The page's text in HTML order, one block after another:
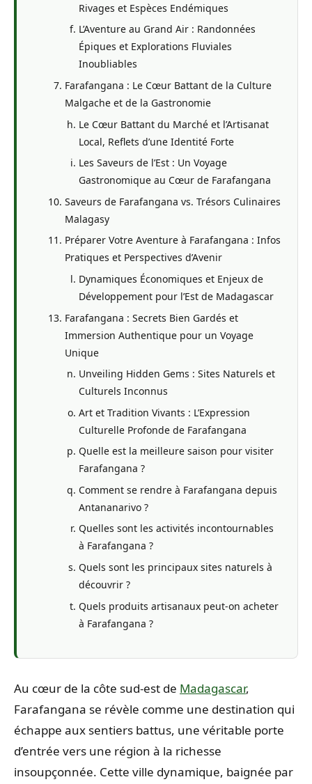
Rivages et Espèces Endémiques
L’Aventure au Grand Air : Randonnées
Épiques et Explorations Fluviales
Inoubliables
Farafangana : Le Cœur Battant de la Culture
Malgache et de la Gastronomie
Le Cœur Battant du Marché et l’Artisanat
Local, Reflets d’une Identité Forte
Les Saveurs de l’Est : Un Voyage
Gastronomique au Cœur de Farafangana
Saveurs de Farafangana vs. Trésors Culinaires
Malagasy
Préparer Votre Aventure à Farafangana : Infos
Pratiques et Perspectives d’Avenir
Dynamiques Économiques et Enjeux de
Développement pour l’Est de Madagascar
Farafangana : Secrets Bien Gardés et
Immersion Authentique pour un Voyage
Unique
Unveiling Hidden Gems : Sites Naturels et
Culturels Inconnus
Art et Tradition Vivants : L’Expression
Culturelle Profonde de Farafangana
Quelle est la meilleure saison pour visiter
Farafangana ?
Comment se rendre à Farafangana depuis
Antananarivo ?
Quelles sont les activités incontournables
à Farafangana ?
Quels sont les principaux sites naturels à
découvrir ?
Quels produits artisanaux peut-on acheter
à Farafangana ?
Au cœur de la côte sud-est de Madagascar,
Farafangana se révèle comme une destination qui
échappe aux sentiers battus, une véritable porte
d’entrée vers une région à la richesse
insoupçonnée. Cette ville dynamique, baignée par